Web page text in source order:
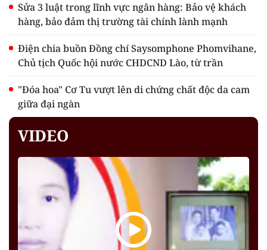
Sửa 3 luật trong lĩnh vực ngân hàng: Bảo vệ khách
hàng, bảo đảm thị trường tài chính lành mạnh
Điện chia buồn Đồng chí Saysomphone Phomvihane,
Chủ tịch Quốc hội nước CHDCND Lào, từ trần
"Đóa hoa" Cơ Tu vượt lên di chứng chất độc da cam
giữa đại ngàn
VIDEO